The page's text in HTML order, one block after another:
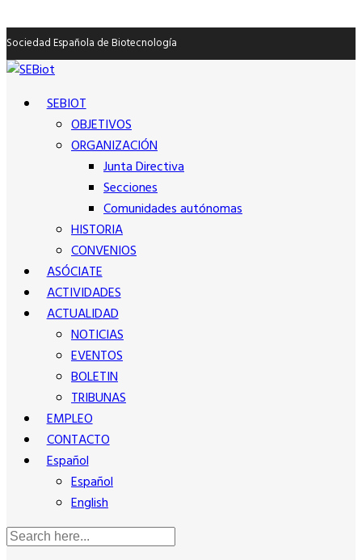
Sociedad Española de Biotecnología
SEBIOT
OBJETIVOS
ORGANIZACIÓN
Junta Directiva
Secciones
Comunidades autónomas
HISTORIA
CONVENIOS
ASÓCIATE
ACTIVIDADES
ACTUALIDAD
NOTICIAS
EVENTOS
BOLETIN
TRIBUNAS
EMPLEO
CONTACTO
Español
Español
English